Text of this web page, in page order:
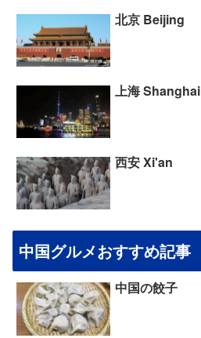
北京 Beijing
上海 Shanghai
西安 Xi'an
中国グルメおすすめ記事
中国の餃子